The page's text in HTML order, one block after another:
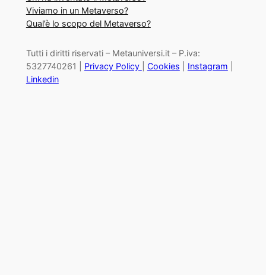
Viviamo in un Metaverso?
Qual’è lo scopo del Metaverso?
Tutti i diritti riservati – Metauniversi.it – P.iva:
5327740261 | Privacy Policy Cookies Instagram
Linkedin